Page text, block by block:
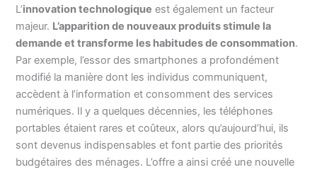
L’innovation technologique est également un facteur
majeur. L’apparition de nouveaux produits stimule la
demande et transforme les habitudes de consommation.
Par exemple, l’essor des smartphones a profondément
modifié la manière dont les individus communiquent,
accèdent à l’information et consomment des services
numériques. Il y a quelques décennies, les téléphones
portables étaient rares et coûteux, alors qu’aujourd’hui, ils
sont devenus indispensables et font partie des priorités
budgétaires des ménages. L’offre a ainsi créé une nouvelle